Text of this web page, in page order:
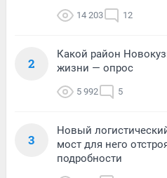
14 203 12
2
Какой район
жизни — опрос
5 992 5
3
Новый
мост для него
подробности